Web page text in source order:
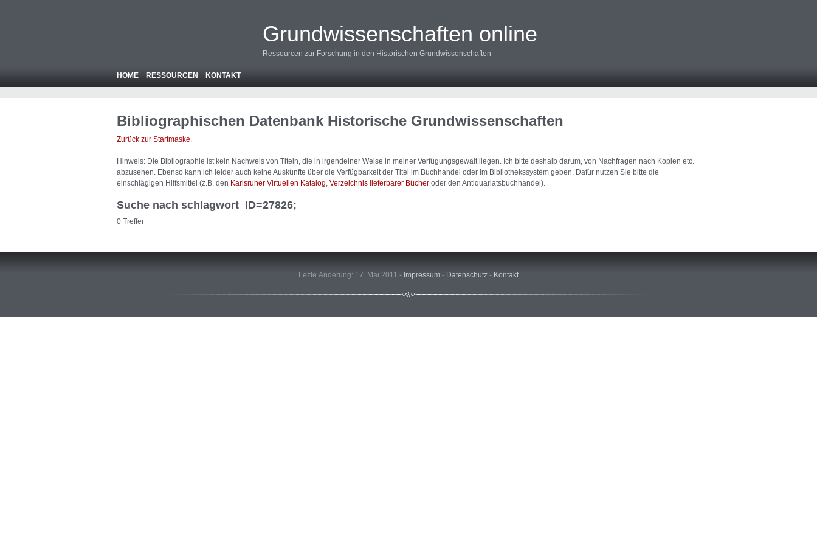
Grundwissenschaften online
Ressourcen zur Forschung in den Historischen Grundwissenschaften
HOME RESSOURCEN KONTAKT
Bibliographischen Datenbank Historische Grundwissenschaften
Zurück zur Startmaske.
Hinweis: Die Bibliographie ist kein Nachweis von Titeln, die in irgendeiner Weise in meiner Verfügungsgewalt liegen. Ich bitte deshalb darum, von Nachfragen nach Kopien etc.
abzusehen. Ebenso kann ich leider auch keine Auskünfte über die Verfügbarkeit der Titel im Buchhandel oder im Bibliothekssystem geben. Dafür nutzen Sie bitte die
einschlägigen Hilfsmittel (z.B. den Karlsruher Virtuellen Katalog Verzeichnis lieferbarer Bücher oder den Antiquariatsbuchhandel).
Suche nach schlagwort_ID=27826;
0 Treffer
Lezte Änderung: 17. Mai 2011 - Impressum - Datenschutz - Kontakt